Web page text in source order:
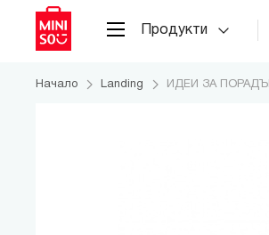
Продукти
Начало Landing ИДЕИ ЗА